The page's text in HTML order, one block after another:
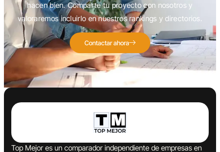
hacen bien. Comparte tu proyecto con nosotros y
valoraremos incluirlo en nuestros rankings y directorios.
Contactar ahora
Top Mejor es un comparador independiente de empresas en